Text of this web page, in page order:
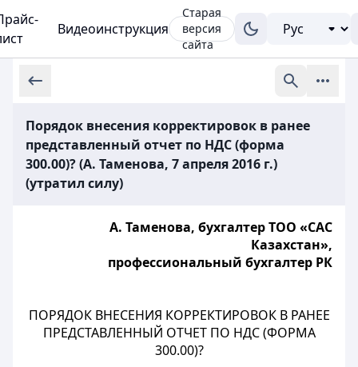
Видеоинструкция
Старая
версия
сайта
Порядок внесения корректировок в ранее
представленный отчет по НДС (форма
300.00)? (А. Таменова, 7 апреля 2016 г.)
(утратил силу)
А. Таменова, бухгалтер ТОО «САС
Казахстан»,
профессиональный бухгалтер РК
ПОРЯДОК ВНЕСЕНИЯ КОРРЕКТИРОВОК В РАНЕЕ
ПРЕДСТАВЛЕННЫЙ ОТЧЕТ ПО НДС (ФОРМА
300.00)?